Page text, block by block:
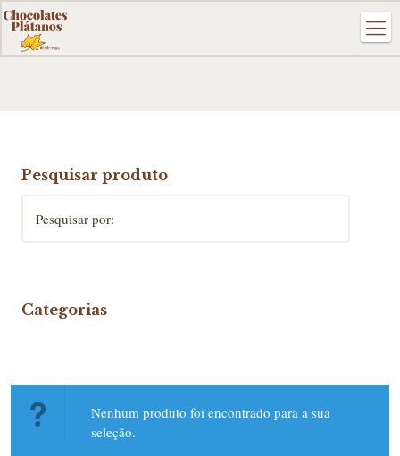
Pesquisar produto
Pesquisar por:
Categorias
Linha Romântica
Linha Tradicional
Nenhum produto foi encontrado para a sua
seleção.